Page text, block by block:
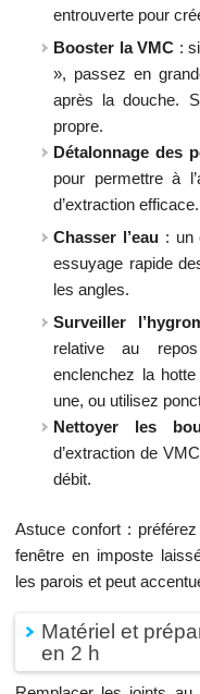
entrouverte pour
Booster la VMC :
», passez en
après la douche.
propre.
Détalonnage des
pour permettre à
d’extraction efficace.
Chasser l’eau : un
essuyage rapide
les angles.
Surveiller
relative au
enclenchez la
une, ou utilisez
Nettoyer les
d’extraction de
débit.
Astuce confort :
fenêtre en imposte
les parois et peut
Matériel et
en 2 h